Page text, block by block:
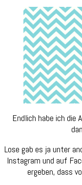
Endlich habe ich die
Lose gab es ja unter
Instagram und auf
ergeben, dass